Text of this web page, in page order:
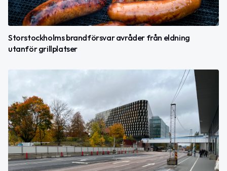
Storstockholms brandförsvar avråder från eldning
utanför grillplatser